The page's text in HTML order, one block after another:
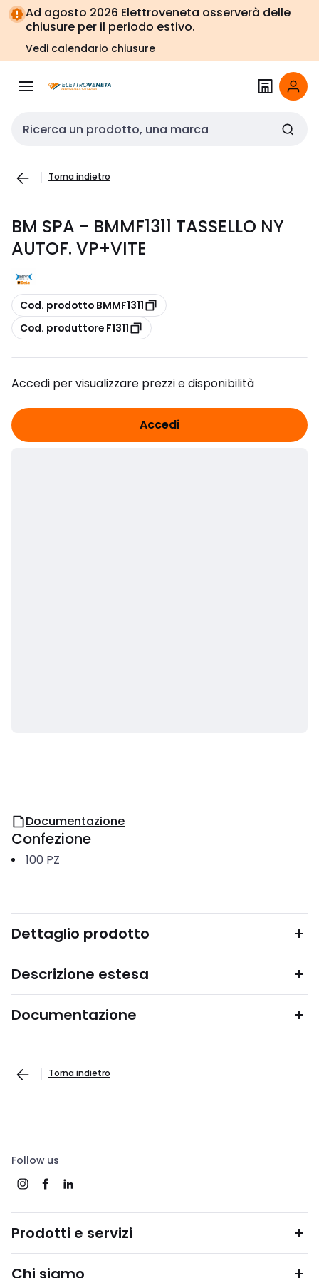
Vai alla
navigazione
Vai
alla
pagina
Ad agosto 2026 Elettroveneta osserverà delle
chiusure per il periodo estivo.
Vedi calendario chiusure
Cerca input
Torna indietro
BM SPA - BMMF1311 TASSELLO NY
AUTOF. VP+VITE
copia
Cod. prodotto BMMF1311
copia
Cod. produttore F1311
Accedi per visualizzare prezzi e disponibilità
Accedi
Documentazione
Confezione
100 PZ
Dettaglio prodotto
Descrizione estesa
Documentazione
Torna indietro
Follow us
Prodotti e servizi
Chi siamo